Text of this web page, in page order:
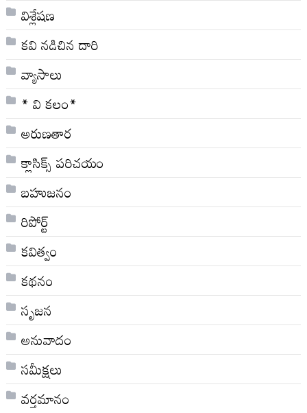
విశ్లేషణ
కవి నడిచిన దారి
వ్యాసాలు
* వి క‌లం*
అరుణతార
క్లాసిక్స్ ప‌రిచ‌యం
బహుజనం
రిపోర్ట్
కవిత్వం
కథనం
సృజన
అనువాదం
సమీక్షలు
వర్తమానం